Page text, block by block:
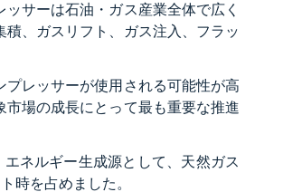
サーは石油・ガス産業全体で広く
、ガスリフト、ガス注入、フラッ
レッサーが使用される可能性が高
場の成長にとって最も重要な推進
ネルギー生成源として、天然ガス
時を占めました。